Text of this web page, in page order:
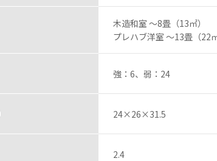
木造和室 ～8畳（13㎡）
プレハブ洋室 ～13畳（22
強：6、弱：24
24×26×31.5
2.4